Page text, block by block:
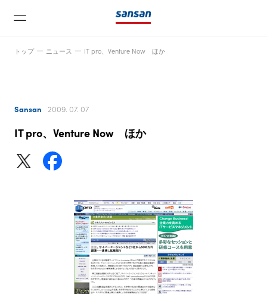
テクノロジー
トップ ニュース IT pro、Venture Now ほか
Sansan 2009. 07. 07
IT pro、Venture Now ほか